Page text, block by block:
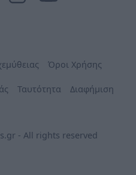
Όροι Χρήσης
Ταυτότητα Διαφήμιση
- All rights reserved